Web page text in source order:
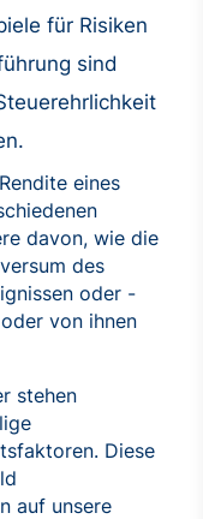
für Risiken
sind
eines
davon, wie die
des
oder -
von ihnen
stehen
Diese
auf unsere